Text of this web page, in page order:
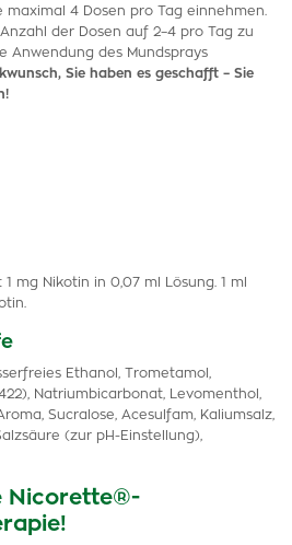
maximal 4 Dosen pro Tag einnehmen.
der Dosen auf 2–4 pro Tag zu
Anwendung des Mundsprays
Sie haben es geschafft – Sie
mg Nikotin in 0,07 ml Lösung. 1 ml
Ethanol, Trometamol,
Natriumbicarbonat, Levomenthol,
Sucralose, Acesulfam, Kaliumsalz,
(zur pH-Einstellung),
Nicorette®-